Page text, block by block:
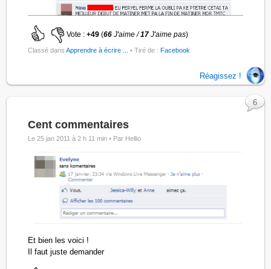
Vote :+49 (66J'aime /17 J'aime pas)
Classé dansApprendre à écrire ... • Tiré de : Facebook
Réagissez !
Cent commentaires
Le 25 jan 2011 à 2 h 11 min • Par Hellio
Et bien les voici !
Il faut juste demander
6